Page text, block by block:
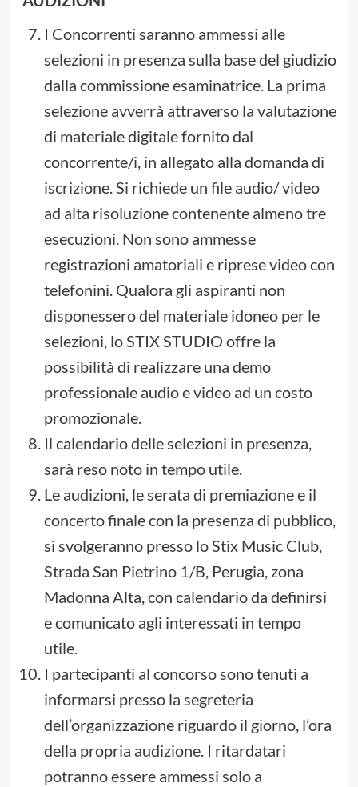
I Concorrenti saranno ammessi alle
selezioni in presenza sulla base del giudizio
dalla commissione esaminatrice. La prima
selezione avverrà attraverso la valutazione
di materiale digitale fornito dal
concorrente/i, in allegato alla domanda di
iscrizione. Si richiede un file audio/ video
ad alta risoluzione contenente almeno tre
esecuzioni. Non sono ammesse
registrazioni amatoriali e riprese video con
telefonini. Qualora gli aspiranti non
disponessero del materiale idoneo per le
selezioni, lo STIX STUDIO offre la
possibilità di realizzare una demo
professionale audio e video ad un costo
promozionale.
Il calendario delle selezioni in presenza,
sarà reso noto in tempo utile.
Le audizioni, le serata di premiazione e il
concerto finale con la presenza di pubblico,
si svolgeranno presso lo Stix Music Club,
Strada San Pietrino 1/B, Perugia, zona
Madonna Alta, con calendario da definirsi
e comunicato agli interessati in tempo
utile.
I partecipanti al concorso sono tenuti a
informarsi presso la segreteria
dell’organizzazione riguardo il giorno, l’ora
della propria audizione. I ritardatari
potranno essere ammessi solo a